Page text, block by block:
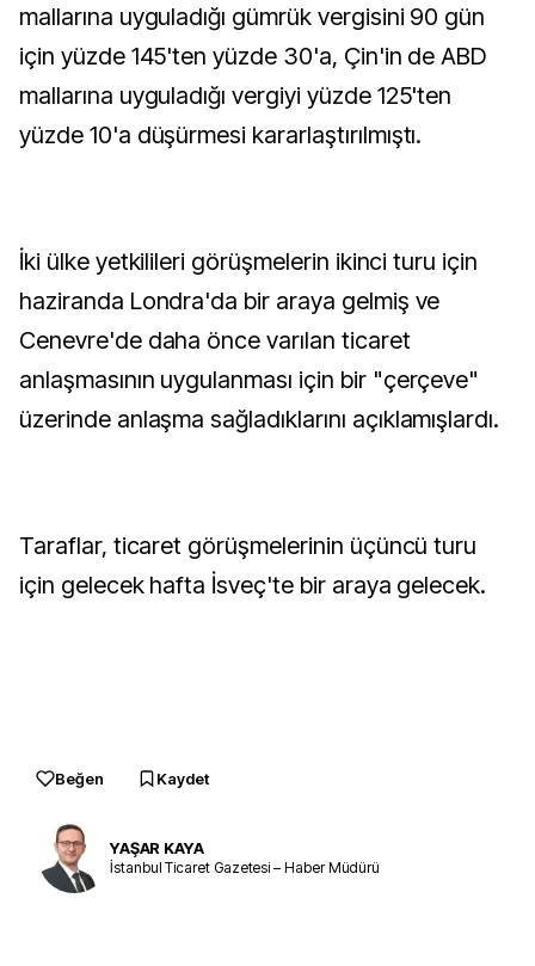
mallarına uyguladığı gümrük vergisini 90 gün
için yüzde 145'ten yüzde 30'a, Çin'in de ABD
mallarına uyguladığı vergiyi yüzde 125'ten
yüzde 10'a düşürmesi kararlaştırılmıştı.
İki ülke yetkilileri görüşmelerin ikinci turu için
haziranda Londra'da bir araya gelmiş ve
Cenevre'de daha önce varılan ticaret
anlaşmasının uygulanması için bir "çerçeve"
üzerinde anlaşma sağladıklarını açıklamışlardı.
Taraflar, ticaret görüşmelerinin üçüncü turu
için gelecek hafta İsveç'te bir araya gelecek.
Beğen Kaydet
YAŞAR KAYA
İstanbul Ticaret Gazetesi – Haber Müdürü